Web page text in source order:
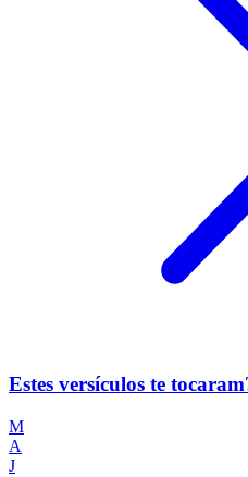
Estes versículos te
M
A
J